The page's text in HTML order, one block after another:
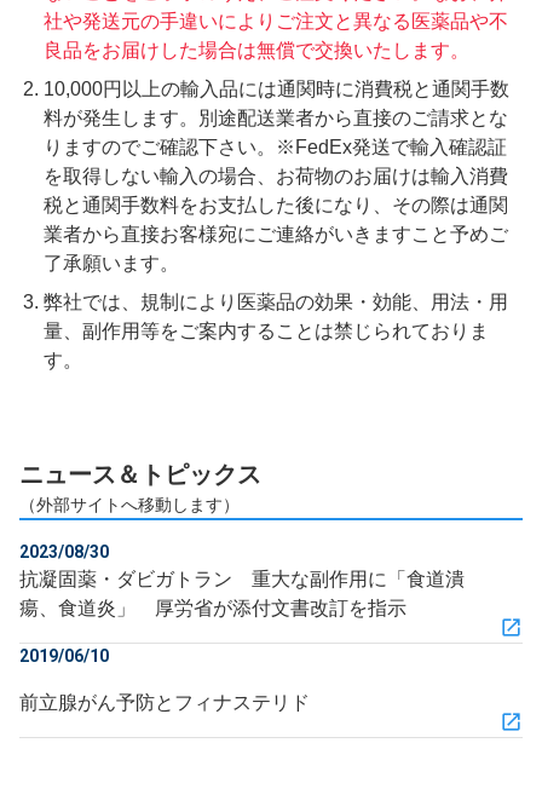
社や発送元の手違いによりご注文と異なる医薬品や不
良品をお届けした場合は無償で交換いたします。
10,000円以上の輸入品には通関時に消費税と通関手数
料が発生します。別途配送業者から直接のご請求とな
りますのでご確認下さい。※FedEx発送で輸入確認証
を取得しない輸入の場合、お荷物のお届けは輸入消費
税と通関手数料をお支払した後になり、その際は通関
業者から直接お客様宛にご連絡がいきますこと予めご
了承願います。
弊社では、規制により医薬品の効果・効能、用法・用
量、副作用等をご案内することは禁じられておりま
す。
ニュース＆トピックス
（外部サイトへ移動します）
2023/08/30
抗凝固薬・ダビガトラン 重大な副作用に「食道潰
瘍、食道炎」 厚労省が添付文書改訂を指示
2019/06/10
前立腺がん予防とフィナステリド